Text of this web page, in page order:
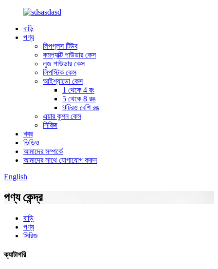
বাড়ি
পণ্য
লিপগ্লস টিউব
কমপ্যাক্ট পাউডার কেস
লুজ পাউডার কেস
লিপস্টিক কেস
আইশ্যাডো কেস
1 থেকে 4 রং
5 থেকে 8 রঙ
9টিরও বেশি রঙ
এয়ার কুশন কেস
সিরিজ
খবর
ভিডিও
আমাদের সম্পর্কে
আমাদের সাথে যোগাযোগ করুন
English
পণ্য কেন্দ্র
বাড়ি
পণ্য
সিরিজ
ক্যাটাগরি